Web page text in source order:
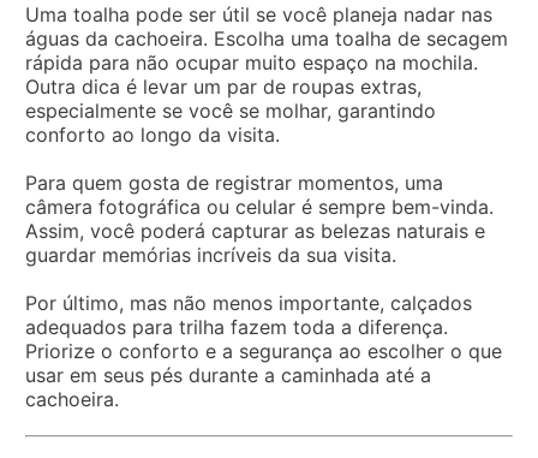
Uma toalha pode ser útil se você planeja nadar nas
águas da cachoeira. Escolha uma toalha de secagem
rápida para não ocupar muito espaço na mochila.
Outra dica é levar um par de roupas extras,
especialmente se você se molhar, garantindo
conforto ao longo da visita.
Para quem gosta de registrar momentos, uma
câmera fotográfica ou celular é sempre bem-vinda.
Assim, você poderá capturar as belezas naturais e
guardar memórias incríveis da sua visita.
Por último, mas não menos importante, calçados
adequados para trilha fazem toda a diferença.
Priorize o conforto e a segurança ao escolher o que
usar em seus pés durante a caminhada até a
cachoeira.